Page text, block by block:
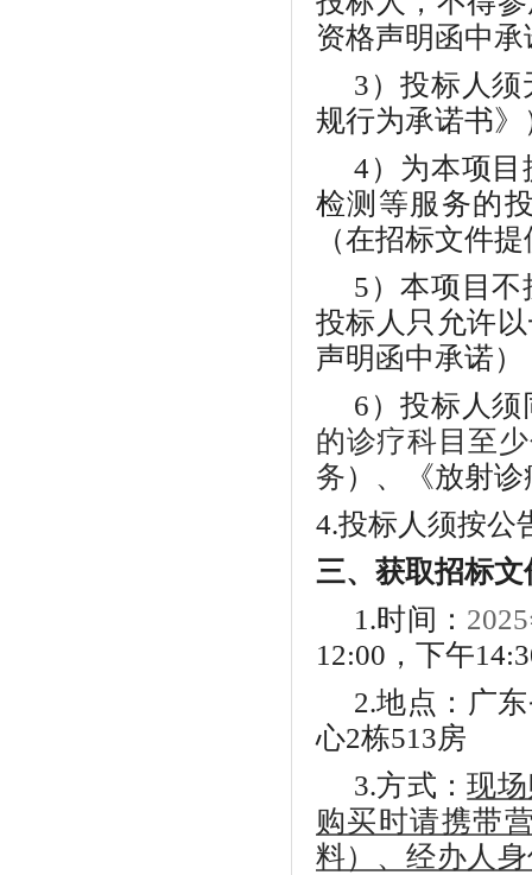
资格声明函中承
3）投标人
规行为承诺书》
4）为本项
检测等服务的
（在招标文件
5）本项目
投标人只允许
声明函中承诺）
6）投标人
的诊疗科目至
务）、《放射
4.投标人须按公
三、获取招标文
1.时间 ：
12:00，下午
2.地点： 广
心2栋513房
3.方式：现
购买时请携带
料）、经办人